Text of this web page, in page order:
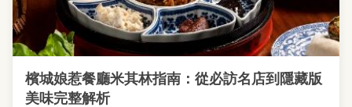
檳城娘惹餐廳米其林指南：從必訪名店到隱藏版
美味完整解析